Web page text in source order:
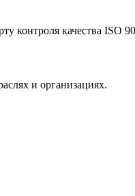
контроля качества ISO
и организациях.